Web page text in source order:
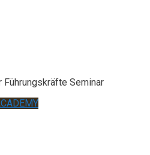
Führungskräfte Seminar